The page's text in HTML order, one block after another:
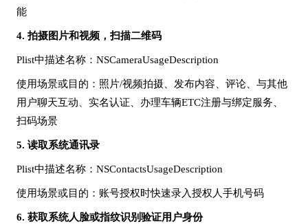
能
4. 拍摄图片和视频，扫描二维码
Plist中描述名称：NSCameraUsageDescription
使用场景或目的：照片/视频拍摄、发布内容、评论、与其他
用户聊天互动、实名认证、办理车辆ETC注册与绑定服务、
扫码场景
5. 读取系统通讯录
Plist中描述名称：NSContactsUsageDescription
使用场景或目的：账号授权时快速录入授权人手机号码
6. 获取系统人脸或指纹识别验证用户身份